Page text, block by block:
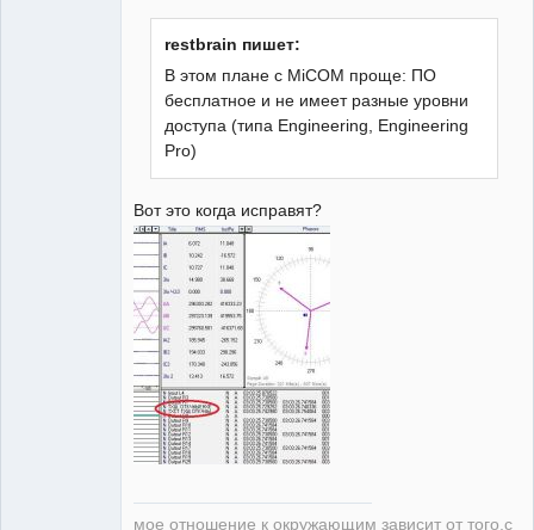
restbrain пишет:
В этом плане с MiCOM проще: ПО
бесплатное и не имеет разные уровни
доступа (типа Engineering, Engineering
Pro)
Вот это когда исправят?
мое отношение к окружающим зависит от того,с